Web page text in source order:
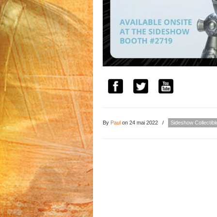
By Paul on 24 mai 2022 / Sideshow